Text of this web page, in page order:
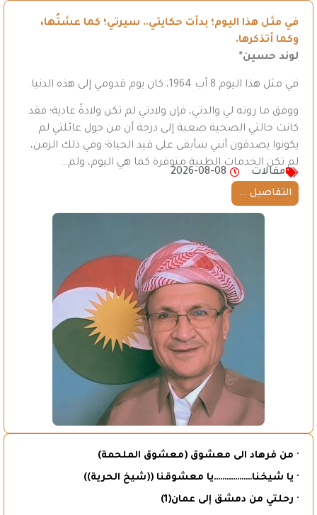
في مثل هذا اليوم؛ بدأت حكايتي.. سيرتي؛ كما عشتُها،
وكما أتذكرها.
لوند حسين*
في مثل هذا اليوم 8 آب 1964، كان يوم قدومي إلى هذه الدنيا.
ووفق ما روته لي والدتي، فإن ولادتي لم تكن ولادةً عادية؛ فقد
كانت حالتي الصحية صعبة إلى درجة أن من حول عائلتي لم
يكونوا يصدقون أنني سأبقى على قيد الحياة؛ وفي ذلك الزمن،
لم تكن الخدمات الطبية متوفرة كما هي اليوم، ولم…
مقالات
2026-08-08
التفاصيل ...
· من فرهاد الى معشوق (معشوق الملحمة)
· يا شيخنا………………يا معشوقنا ((شيخ الحرية))
· رحلتي من دمشق إلى عمان(1)